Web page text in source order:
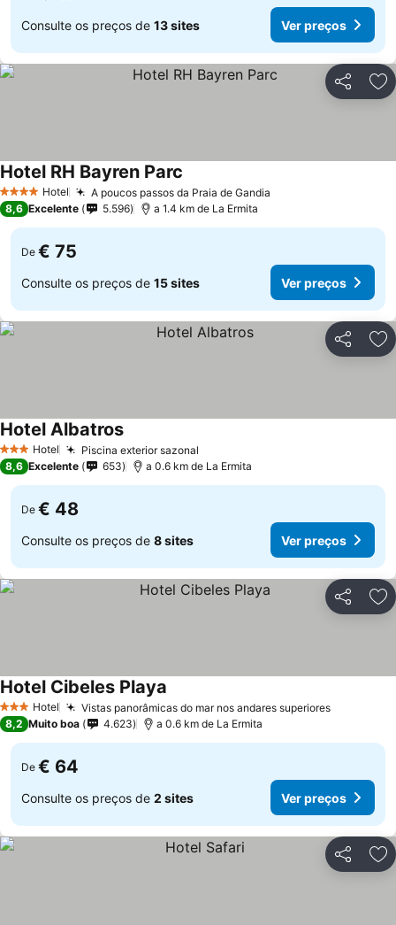
Consulte os preços de 13 sites Ver preços
Partilhar
4 EstrelasHotel A poucos passos da Praia de Gandia
Hotel RH Bayren Parc
8,6 Excelente 5.596 a 1.4 km de La Ermita
De € 75
Consulte os preços de 15 sites Ver preços
Partilhar
3 EstrelasHotel Piscina exterior sazonal
Hotel AlbatrosVer preços
8,6 Excelente 653 a 0.6 km de La Ermita
De € 48
Consulte os preços de 8 sites Ver preços
Partilhar
3 EstrelasHotel Vistas panorâmicas do mar nos andares superioresVer
Hotel Cibeles Playa
8,2 Muito boa 4.623 a 0.6 km de La Ermita
De € 64
Consulte os preços de 2 sites Ver preços
Partilhar